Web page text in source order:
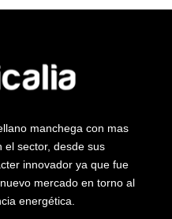
manchega con mas
el sector, desde sus
innovador ya que fue
mercado en torno al
energética.